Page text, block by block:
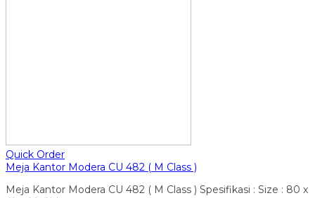
Quick Order
Meja Kantor Modera CU 482 ( M Class )
Meja Kantor Modera CU 482 ( M Class ) Spesifikasi : Size : 80 x